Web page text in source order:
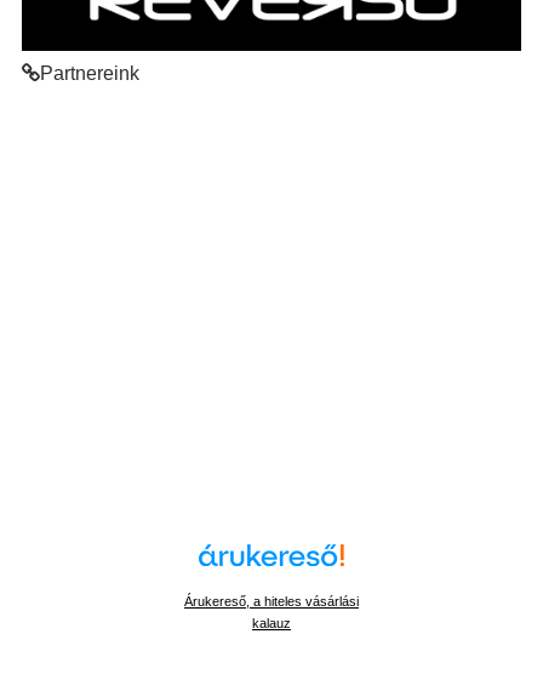
Partnereink
Árukereső, a hiteles vásárlási
kalauz